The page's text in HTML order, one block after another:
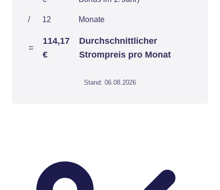
/ 12 Monate
=
114,17
€
Durchschnittlicher
Strompreis pro Monat
Stand: 06.08.2026